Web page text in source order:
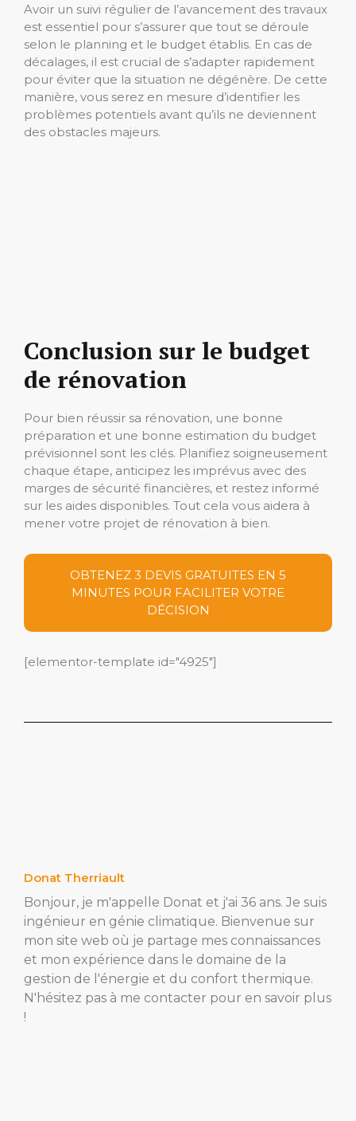
Avoir un suivi régulier de l’avancement des travaux
est essentiel pour s’assurer que tout se déroule
selon le planning et le budget établis. En cas de
décalages, il est crucial de s’adapter rapidement
pour éviter que la situation ne dégénère. De cette
manière, vous serez en mesure d’identifier les
problèmes potentiels avant qu’ils ne deviennent
des obstacles majeurs.
Conclusion sur le budget
de rénovation
Pour bien réussir sa rénovation, une bonne
préparation et une bonne estimation du budget
prévisionnel sont les clés. Planifiez soigneusement
chaque étape, anticipez les imprévus avec des
marges de sécurité financières, et restez informé
sur les aides disponibles. Tout cela vous aidera à
mener votre projet de rénovation à bien.
OBTENEZ 3 DEVIS GRATUITES EN 5
MINUTES POUR FACILITER VOTRE
DÉCISION
[elementor-template id="4925"]
Donat Therriault
Bonjour, je m'appelle Donat et j'ai 36 ans. Je suis
ingénieur en génie climatique. Bienvenue sur
mon site web où je partage mes connaissances
et mon expérience dans le domaine de la
gestion de l'énergie et du confort thermique.
N'hésitez pas à me contacter pour en savoir plus
!